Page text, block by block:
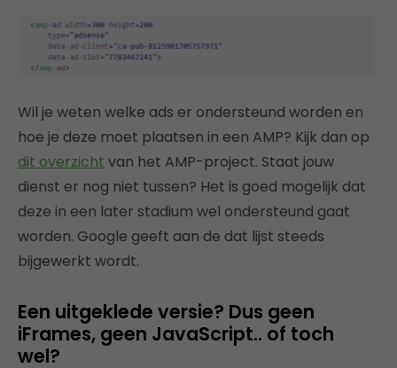
Wil je weten welke ads er ondersteund worden en
hoe je deze moet plaatsen in een AMP? Kijk dan op
dit overzicht van het AMP-project. Staat jouw
dienst er nog niet tussen? Het is goed mogelijk dat
deze in een later stadium wel ondersteund gaat
worden. Google geeft aan de dat lijst steeds
bijgewerkt wordt.
Een uitgeklede versie? Dus geen
iFrames, geen JavaScript.. of toch
wel?